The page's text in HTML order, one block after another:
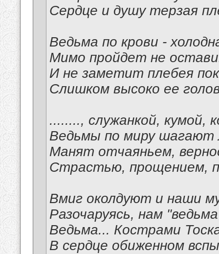
Сердце и душу терзая
Ведьма по крови -
Мимо пройдет не
И не заметит плебея
Слишком высоко ее
........, служанкой, кумой,
Ведьмы по миру шагают
Манят отчаяньем,
Страстью, прощением,
Вмиг околдуют и наши
Разочаруясь, нам
Ведьма... Кострами
В сердце обиженном